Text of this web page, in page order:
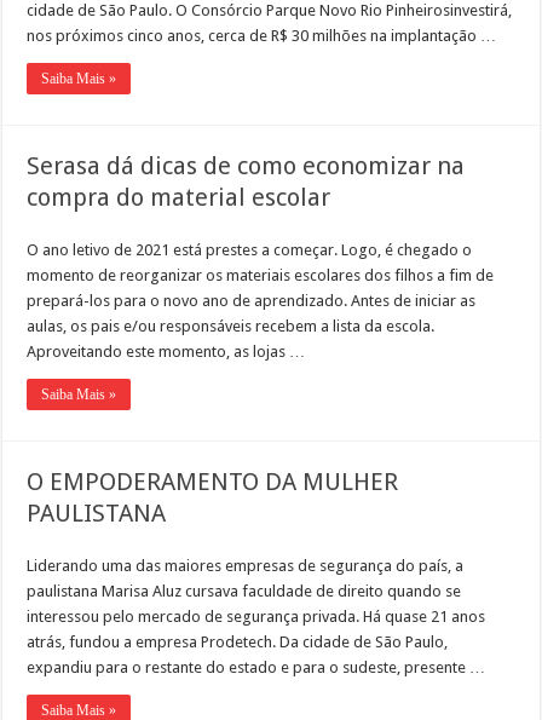
cidade de São Paulo. O Consórcio Parque Novo Rio Pinheirosinvestirá,
nos próximos cinco anos, cerca de R$ 30 milhões na implantação …
Saiba Mais »
Serasa dá dicas de como economizar na
compra do material escolar
O ano letivo de 2021 está prestes a começar. Logo, é chegado o
momento de reorganizar os materiais escolares dos filhos a fim de
prepará-los para o novo ano de aprendizado. Antes de iniciar as
aulas, os pais e/ou responsáveis recebem a lista da escola.
Aproveitando este momento, as lojas …
Saiba Mais »
O EMPODERAMENTO DA MULHER
PAULISTANA
Liderando uma das maiores empresas de segurança do país, a
paulistana Marisa Aluz cursava faculdade de direito quando se
interessou pelo mercado de segurança privada. Há quase 21 anos
atrás, fundou a empresa Prodetech. Da cidade de São Paulo,
expandiu para o restante do estado e para o sudeste, presente …
Saiba Mais »